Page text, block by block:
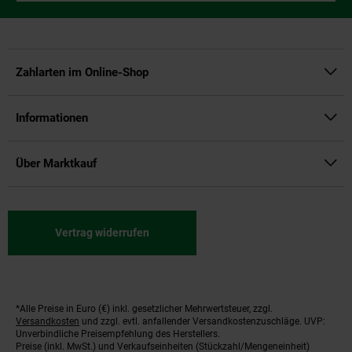
Zahlarten im Online-Shop
Informationen
Über Marktkauf
Vertrag widerrufen
Fußnoten
*Alle Preise in Euro (€) inkl. gesetzlicher Mehrwertsteuer, zzgl.
Versandkosten und zzgl. evtl. anfallender Versandkostenzuschläge. UVP:
Unverbindliche Preisempfehlung des Herstellers.
Preise (inkl. MwSt.) und Verkaufseinheiten (Stückzahl/Mengeneinheit)